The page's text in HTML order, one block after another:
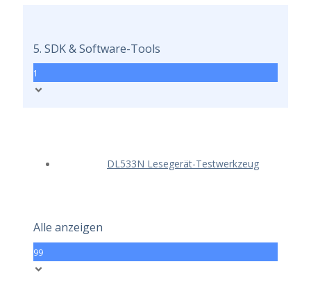
5. SDK & Software-Tools
1
DL533N Lesegerät-Testwerkzeug
Alle anzeigen
99